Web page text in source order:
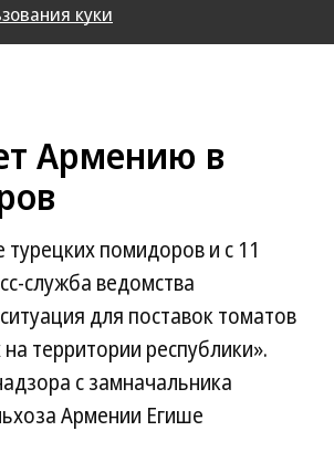
куки
Армению в
помидоров и с 11
служба ведомства
для поставок томатов
территории республики».
с замначальника
Армении Егише